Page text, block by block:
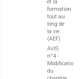
et la
formation
tout au
long de
la vie
(AEF)
AVIS
n°4 -
Modification
du